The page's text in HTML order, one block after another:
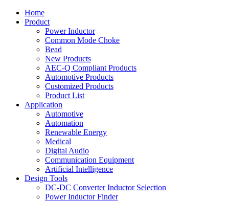
Home
Product
Power Inductor
Common Mode Choke
Bead
New Products
AEC-Q Compliant Products
Automotive Products
Customized Products
Product List
Application
Automotive
Automation
Renewable Energy
Medical
Digital Audio
Communication Equipment
Artificial Intelligence
Design Tools
DC-DC Converter Inductor Selection
Power Inductor Finder